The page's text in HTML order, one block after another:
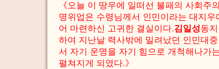
《오늘 이 땅우에 일떠선 불패의 사회주
명위업은 수령님께서 인민이라는 대지
어 마련하신 고귀한 결실이다.김일성동
하여 지난날 력사밖에 밀려났던 인민대
서 자기 운명을 자기 힘으로 개척해나가
펼쳐지게 되였다.》